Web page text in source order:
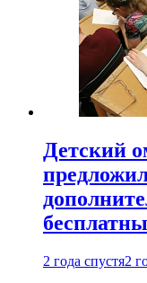
Детский
2 года спустя2